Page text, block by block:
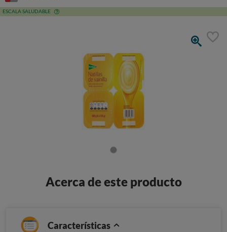
ESCALA SALUDABLE
Acerca de este producto
Características